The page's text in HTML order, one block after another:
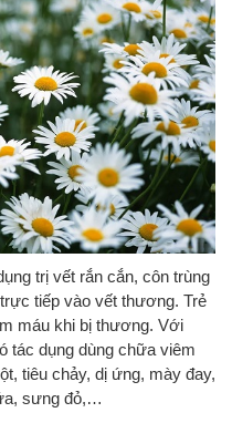
trị vết rắn cắn, côn trùng
tiếp vào vết thương. Trẻ
máu khi bị thương. Với
tác dụng dùng chữa viêm
tiêu chảy, dị ứng, mày đay,
sưng đỏ,…